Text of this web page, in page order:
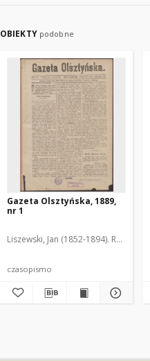
OBIEKTY podobne
Gazeta Olsztyńska, 1889,
nr 1
Liszewski, Jan (1852-1894). Red.
czasopismo